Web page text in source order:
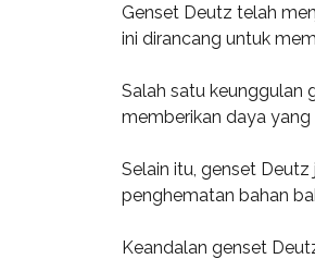
Genset Deutz telah
ini dirancang untuk
Salah satu keunggulan
memberikan daya
Selain itu, genset
penghematan bahan
Keandalan genset